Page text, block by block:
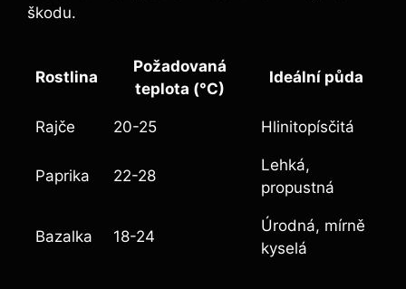
škodu.
Rostlina
Požadovaná
teplota (°C)
Ideální půda
Rajče 20-25 Hlinitopísčitá
Paprika 22-28
Lehká,
propustná
Bazalka 18-24
Úrodná, mírně
kyselá